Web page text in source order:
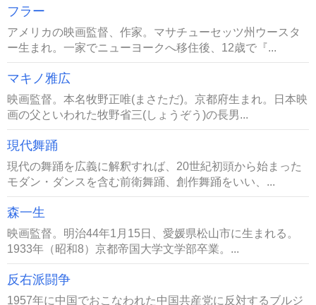
フラー
アメリカの映画監督、作家。マサチューセッツ州ウースタ
ー生まれ。一家でニューヨークへ移住後、12歳で『...
マキノ雅広
映画監督。本名牧野正唯(まさただ)。京都府生まれ。日本映
画の父といわれた牧野省三(しょうぞう)の長男...
現代舞踊
現代の舞踊を広義に解釈すれば、20世紀初頭から始まった
モダン・ダンスを含む前衛舞踊、創作舞踊をいい、...
森一生
映画監督。明治44年1月15日、愛媛県松山市に生まれる。
1933年（昭和8）京都帝国大学文学部卒業。...
反右派闘争
1957年に中国でおこなわれた中国共産党に反対するブルジ